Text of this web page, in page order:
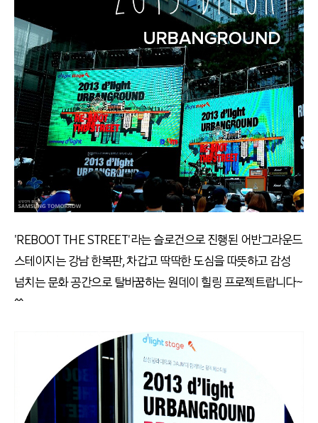
'REBOOT THE STREET'라는 슬로건으로 진행된 어반그라운드
스테이지는 강남 한복판, 차갑고 딱딱한 도심을 따뜻하고 감성
넘치는 문화 공간으로 탈바꿈하는 원데이 힐링 프로젝트랍니다~
^^